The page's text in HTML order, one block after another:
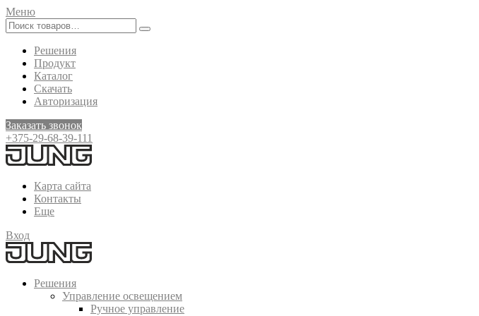
Меню
Решения
Продукт
Каталог
Скачать
Авторизация
Заказать звонок
+375-29-68-39-111
Карта сайта
Контакты
Еще
Вход
Решения
Управление освещением
Ручное управление